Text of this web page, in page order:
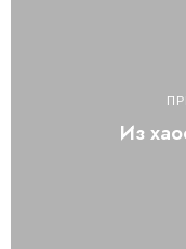
Из